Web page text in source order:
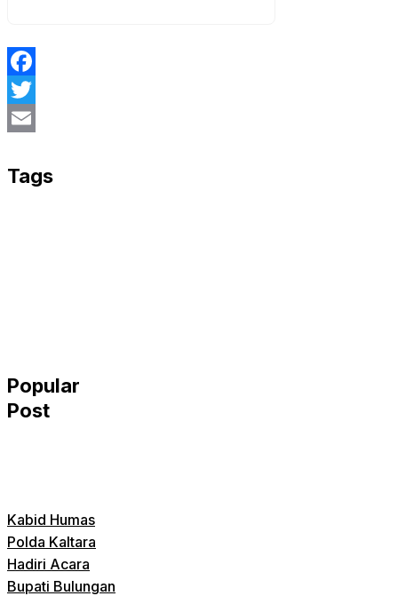
Facebook
Twitter
Tags
Popular
Post
Kabid Humas
Polda Kaltara
Hadiri Acara
Bupati Bulungan